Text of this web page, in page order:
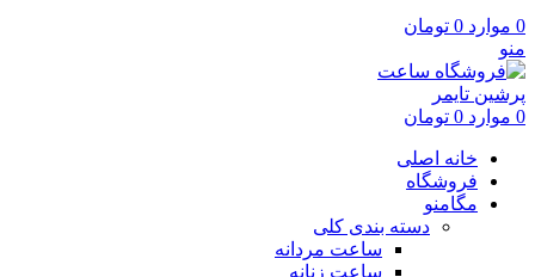
0 موارد 0 تومان
منو
0 موارد 0 تومان
خانه اصلی
فروشگاه
مگامنو
دسته بندی کلی
ساعت مردانه
ساعت زنانه